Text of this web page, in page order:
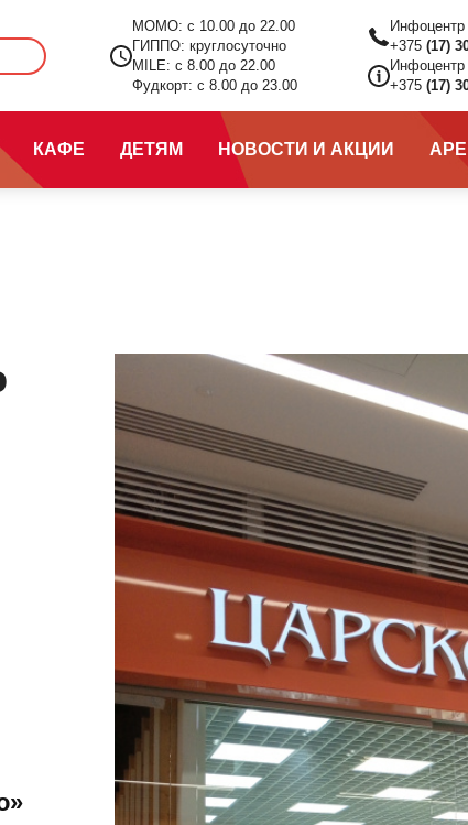
КАФЕ ДЕТЯМ НОВОСТИ И АКЦИИ
МОМО: с 10.00 до 22.00
ГИППО: круглосуточно
MILE: с 8.00 до 22.00
Фудкорт: с 8.00 до 23.00
+375(17)
+375(17)